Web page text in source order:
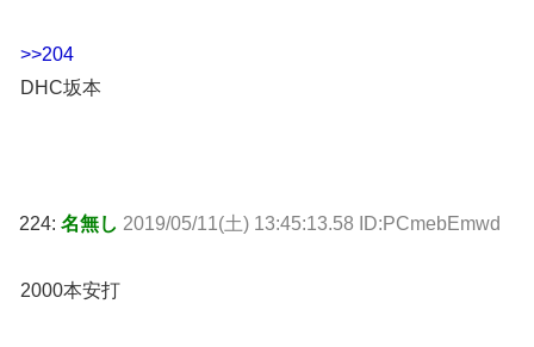
>>204
DHC坂本
224: 名無し 2019/05/11(土) 13:45:13.58 ID:PCmebEmwd
2000本安打